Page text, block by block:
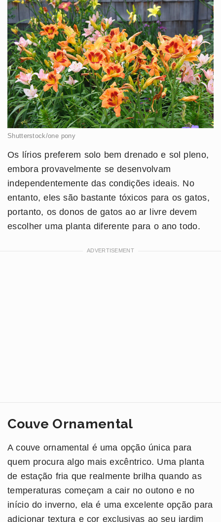
Shutterstock/one pony
Os lírios preferem solo bem drenado e sol pleno,
embora provavelmente se desenvolvam
independentemente das condições ideais. No
entanto, eles são bastante tóxicos para os gatos,
portanto, os donos de gatos ao ar livre devem
escolher uma planta diferente para o ano todo.
Couve Ornamental
A couve ornamental é uma opção única para
quem procura algo mais excêntrico. Uma planta
de estação fria que realmente brilha quando as
temperaturas começam a cair no outono e no
início do inverno, ela é uma excelente opção para
adicionar textura e cor exclusivas ao seu jardim